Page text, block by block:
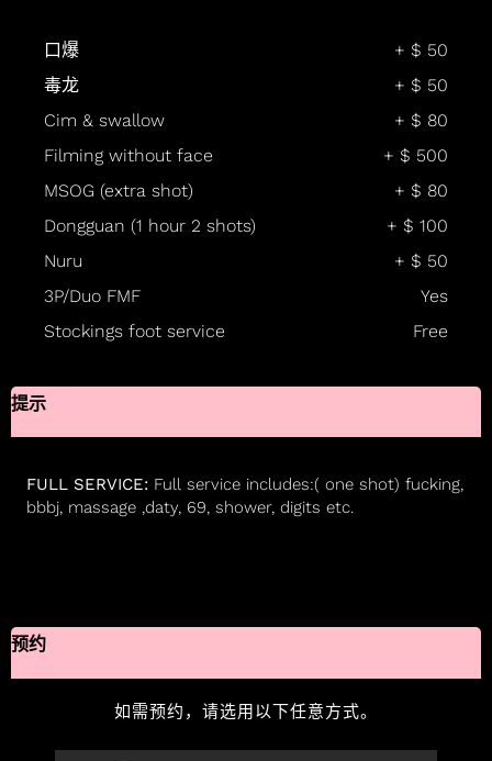
口爆
+ $ 50
毒龙
+ $ 50
Cim & swallow
+ $ 80
Filming without face
+ $ 500
MSOG (extra shot)
+ $ 80
Dongguan (1 hour 2 shots)
+ $ 100
Nuru
+ $ 50
3P/Duo FMF
Yes
Stockings foot service
Free
提示
FULL SERVICE: Full service includes:( one shot) fucking,
bbbj, massage ,daty, 69, shower, digits etc.
预约
如需预约，请选用以下任意方式。